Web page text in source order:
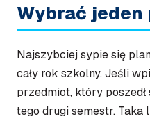
Wybrać jeden
Najszybciej sypie się
cały rok szkolny. Jeśli
przedmiot, który poszedł
tego drugi semestr. Taka